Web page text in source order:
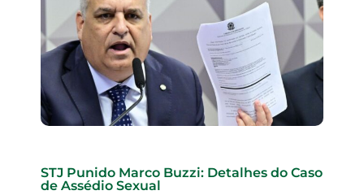
STJ Punido Marco Buzzi: Detalhes do Caso
de Assédio Sexual